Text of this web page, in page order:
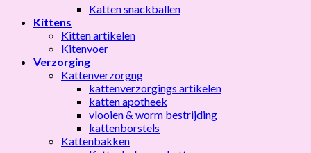
Katten snackballen
Kittens
Kitten artikelen
Kitenvoer
Verzorging
Kattenverzorgng
kattenverzorgings artikelen
katten apotheek
vlooien & worm bestrijding
kattenborstels
Kattenbakken